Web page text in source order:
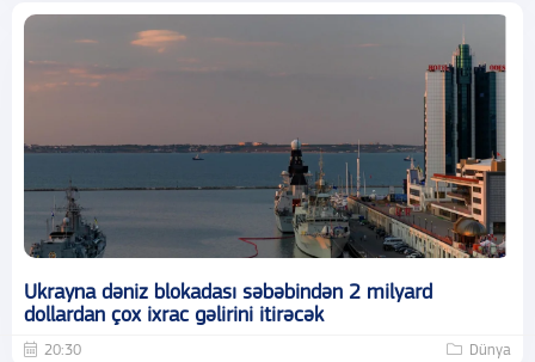
Ukrayna dəniz blokadası səbəbindən 2 milyard
dollardan çox ixrac gəlirini itirəcək
20:30 Dünya